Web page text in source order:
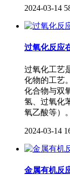
2024-03-14
过氧化反应
过氧化工艺
化物的工艺
化合物与双
氢、过氧化
氧乙酸等）。
2024-03-14
金属有机反